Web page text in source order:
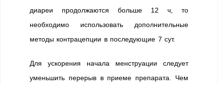
диареи продолжаются больше 12 ч, то
необходимо использовать дополнительные
методы контрацепции в последующие 7 сут.
Для ускорения начала менструации следует
уменьшить перерыв в приеме препарата. Чем